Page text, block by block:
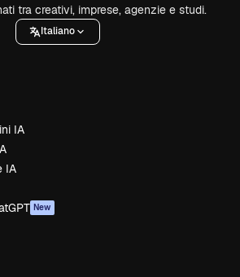
tra creativi, imprese, agenzie e studi.
Italiano
IA
IA
New